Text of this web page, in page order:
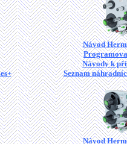
Návod
Návody k
Seznam
Návod